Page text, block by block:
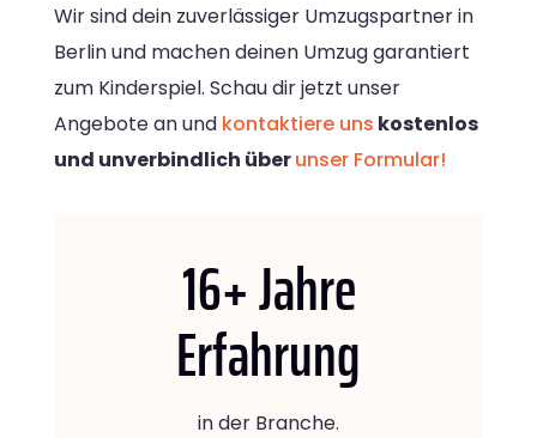
Wir sind dein zuverlässiger Umzugspartner in
Berlin und machen deinen Umzug garantiert
zum Kinderspiel. Schau dir jetzt unser
Angebote an und kontaktiere uns kostenlos
und unverbindlich überunser Formular!
16+ Jahre
Erfahrung
in der Branche.